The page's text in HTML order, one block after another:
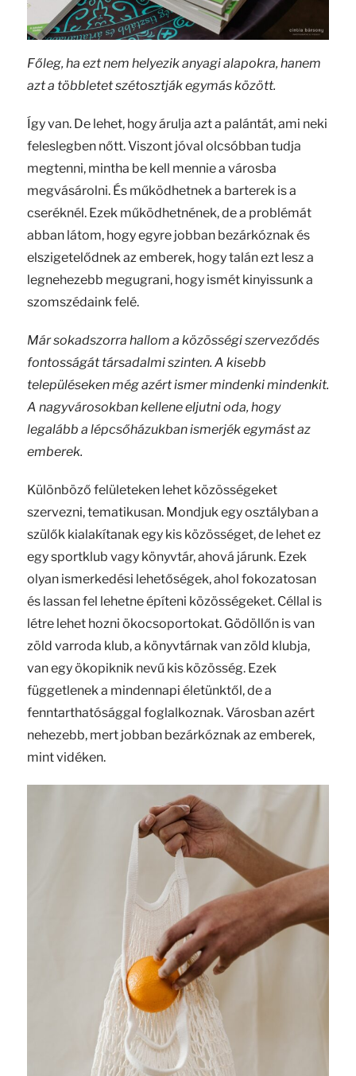
Főleg, ha ezt nem helyezik anyagi alapokra, hanem
azt a többletet szétosztják egymás között.
Így van. De lehet, hogy árulja azt a palántát, ami neki
feleslegben nőtt. Viszont jóval olcsóbban tudja
megtenni, mintha be kell mennie a városba
megvásárolni. És működhetnek a barterek is a
cseréknél. Ezek működhetnének, de a problémát
abban látom, hogy egyre jobban bezárkóznak és
elszigetelődnek az emberek, hogy talán ezt lesz a
legnehezebb megugrani, hogy ismét kinyissunk a
szomszédaink felé.
Már sokadszorra hallom a közösségi szerveződés
fontosságát társadalmi szinten. A kisebb
településeken még azért ismer mindenki mindenkit.
A nagyvárosokban kellene eljutni oda, hogy
legalább a lépcsőházukban ismerjék egymást az
emberek.
Különböző felületeken lehet közösségeket
szervezni, tematikusan. Mondjuk egy osztályban a
szülők kialakítanak egy kis közösséget, de lehet ez
egy sportklub vagy könyvtár, ahová járunk. Ezek
olyan ismerkedési lehetőségek, ahol fokozatosan
és lassan fel lehetne építeni közösségeket. Céllal is
létre lehet hozni ökocsoportokat. Gödöllőn is van
zöld varroda klub, a könyvtárnak van zöld klubja,
van egy ökopiknik nevű kis közösség. Ezek
függetlenek a mindennapi életünktől, de a
fenntarthatósággal foglalkoznak. Városban azért
nehezebb, mert jobban bezárkóznak az emberek,
mint vidéken.